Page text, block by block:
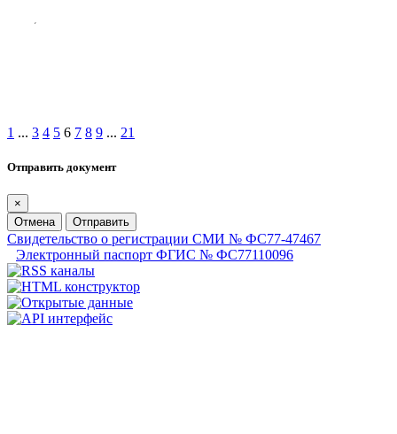
1 ... 3 4 5 6 7 8 9 ... 21
Отправить документ
×
Отмена
Отправить
Свидетельство о регистрации СМИ № ФС77-47467
Электронный паспорт ФГИС № ФС77110096